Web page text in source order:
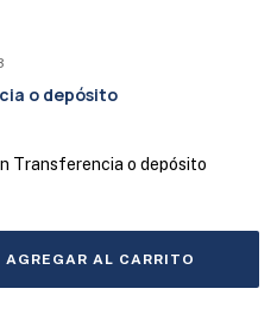
o depósito
Transferencia o depósito